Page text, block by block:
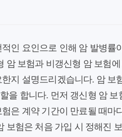
인 요인으로 인해 암 발병률
보험과 비갱신형 암 보험
지 설명드리겠습니다. 암 보
을 합니다. 먼저 갱신형 암 보
은 계약 기간이 만료될 때마
험은 처음 가입 시 정해진